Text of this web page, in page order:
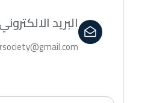
البريد الالكتروني